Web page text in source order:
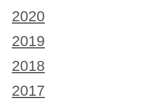
2020
2019
2018
2017